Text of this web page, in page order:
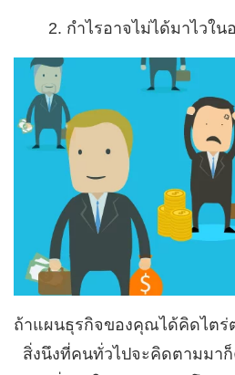
กำไรอาจไม่ได้มาไวใ
ถ้าแผนธุรกิจของคุณได้คิดไตร่
สิ่งนึงที่คนทั่วไปจะคิดตามมา